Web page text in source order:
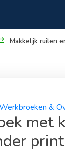
Makkelijk ruilen
&
met